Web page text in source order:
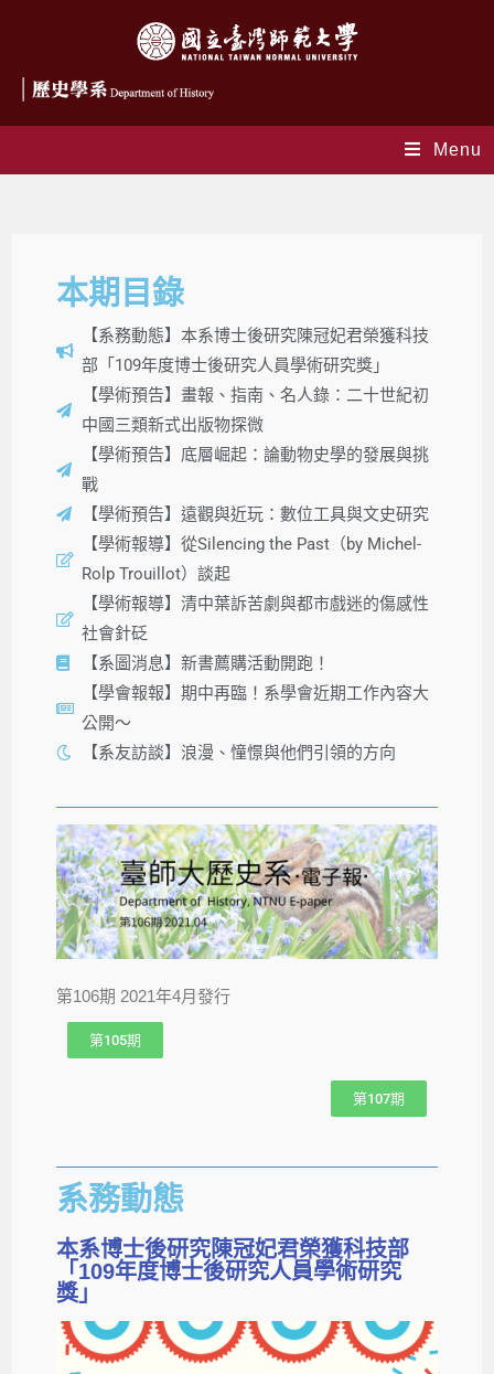
Menu
本期目錄
【系務動態】本系博士後研究陳冠妃君榮獲科技
部「109年度博士後研究人員學術研究獎」
【學術預告】畫報、指南、名人錄：二十世紀初
中國三類新式出版物探微
【學術預告】底層崛起：論動物史學的發展與挑
戰
【學術預告】遠觀與近玩：數位工具與文史研究
【學術報導】從Silencing the Past（by Michel-
Rolp Trouillot）談起
【學術報導】清中葉訴苦劇與都市戲迷的傷感性
社會針砭
【系圖消息】新書薦購活動開跑！
【學會報報】期中再臨！系學會近期工作內容大
公開～
【系友訪談】浪漫、憧憬與他們引領的方向​
第106期 2021年4月發行
第105期
第107期
系務動態
本系博士後研究陳冠妃君榮獲科技部
「109年度博士後研究人員學術研究
獎」